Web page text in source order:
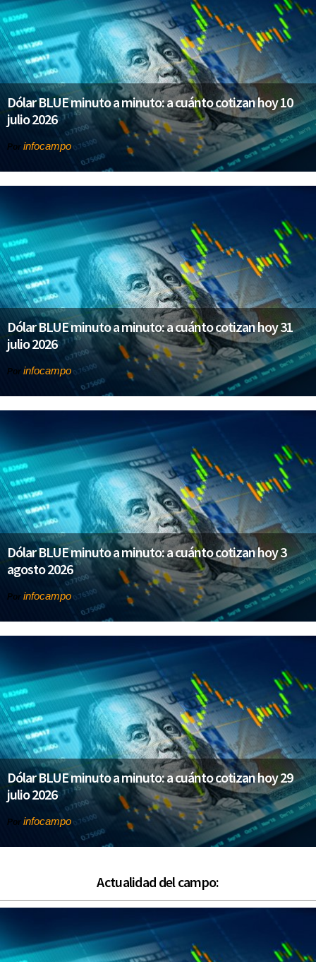
Dólar BLUE minuto a minuto: a cuánto cotizan hoy 10
julio 2026
Por infocampo
Dólar BLUE minuto a minuto: a cuánto cotizan hoy 31
julio 2026
Por infocampo
Dólar BLUE minuto a minuto: a cuánto cotizan hoy 3
agosto 2026
Por infocampo
Dólar BLUE minuto a minuto: a cuánto cotizan hoy 29
julio 2026
Por infocampo
Actualidad del campo: